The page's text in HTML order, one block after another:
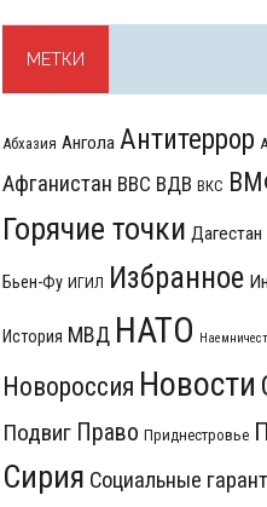
МЕТКИ
Абхазия Ангола Антитеррор
Афганистан ВВС ВДВ ВКС
Горячие точки Дагестан
Бьен-Фу ИГИЛ Избранное
История МВД НАТО
Новороссия Новости
Подвиг Право Приднестровье
Сирия Социальные